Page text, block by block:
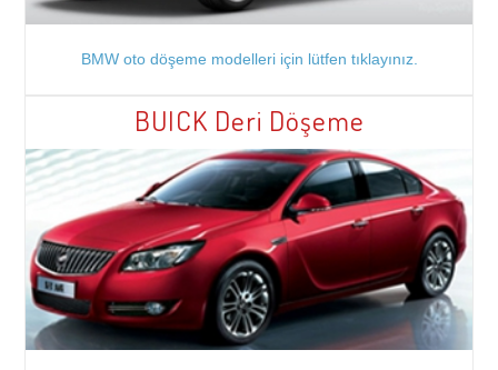
BMW oto döşeme modelleri için lütfen tıklayınız.
BUICK Deri Döşeme